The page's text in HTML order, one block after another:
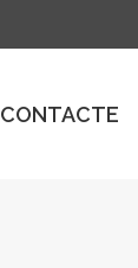
CONTACTE